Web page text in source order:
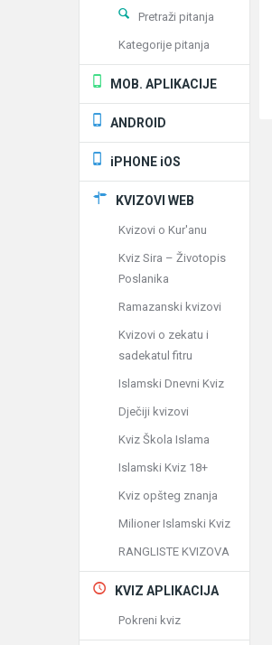
Pretraži pitanja
Kategorije pitanja
MOB. APLIKACIJE
ANDROID
iPHONE iOS
KVIZOVI WEB
Kvizovi o Kur'anu
Kviz Sira – Životopis
Poslanika
Ramazanski kvizovi
Kvizovi o zekatu i
sadekatul fitru
Islamski Dnevni Kviz
Dječiji kvizovi
Kviz Škola Islama
Islamski Kviz 18+
Kviz opšteg znanja
Milioner Islamski Kviz
RANGLISTE KVIZOVA
KVIZ APLIKACIJA
Pokreni kviz